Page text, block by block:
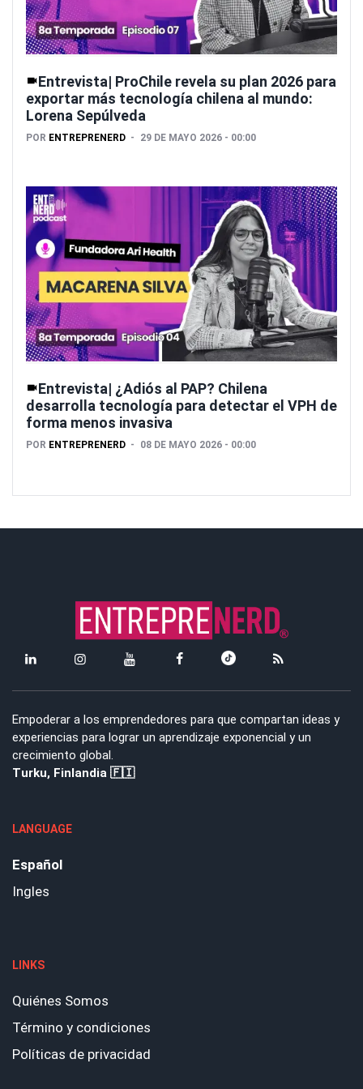
Entrevista| ProChile revela su plan 2026 para
exportar más tecnología chilena al mundo:
Lorena Sepúlveda
POR ENTREPRENERD 29 DE MAYO 2026 - 00:00
Entrevista| ¿Adiós al PAP? Chilena
desarrolla tecnología para detectar el VPH de
forma menos invasiva
POR ENTREPRENERD 08 DE MAYO 2026 - 00:00
Empoderar a los emprendedores para que compartan ideas y
experiencias para lograr un aprendizaje exponencial y un
crecimiento global.
Turku, Finlandia 🇫🇮
LANGUAGE
Español
Ingles
LINKS
Quiénes Somos
Término y condiciones
Políticas de privacidad